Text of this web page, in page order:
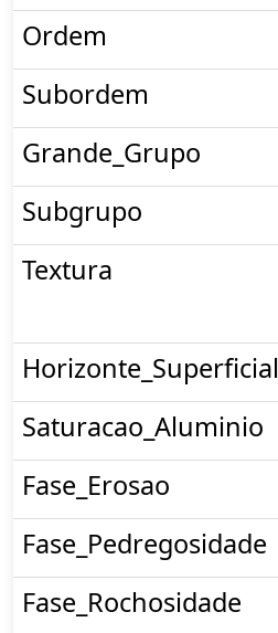
Ordem
Subordem
Grande_Grupo
Subgrupo
Textura
Horizonte_Superficial
Saturacao_Aluminio
Fase_Erosao
Fase_Pedregosidade
Fase_Rochosidade